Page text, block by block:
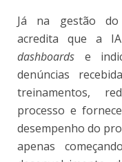
Já na gestão do
acredita que a
dashboards e
denúncias
treinamentos,
processo e
desempenho do
apenas